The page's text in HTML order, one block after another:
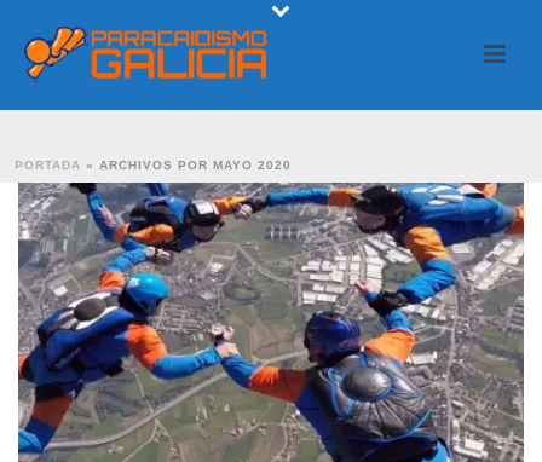
PORTADA » ARCHIVOS POR MAYO 2020